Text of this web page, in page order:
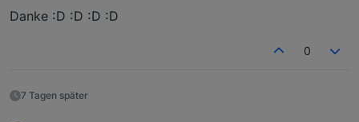
Danke :D :D :D :D
0
7 Tagen später